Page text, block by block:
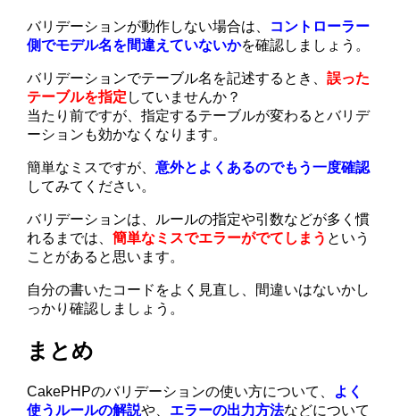
バリデーションが動作しない場合は、 コントローラー
側でモデル名を間違えていないかを確認しましょう。
バリデーションでテーブル名を記述するとき、誤った
テーブルを指定 していませんか？
当たり前ですが、指定するテーブルが変わるとバリデ
ーションも効かなくなります。
簡単なミスですが、意外とよくあるのでもう一度確認
してみてください。
バリデーションは、ルールの指定や引数などが多く慣
れるまでは、簡単なミスでエラーがでてしまう という
ことがあると思います。
自分の書いたコードをよく見直し、間違いはないかし
っかり確認しましょう。
まとめ
CakePHPのバリデーションの使い方について、 よく
使うルールの解説や、 エラーの出力方法などについて